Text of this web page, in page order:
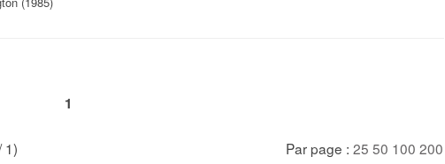
1
1) Par page : 25 50 100 200